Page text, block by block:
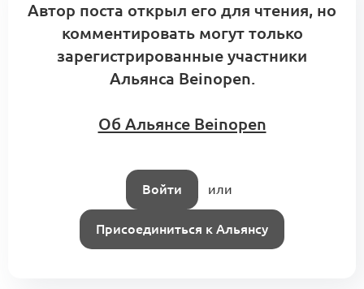
Автор поста открыл его для чтения, но
комментировать могут только
зарегистрированные участники
Альянса Beinopen.
Об Альянсе Beinopen
Войти или
Присоединиться к Альянсу